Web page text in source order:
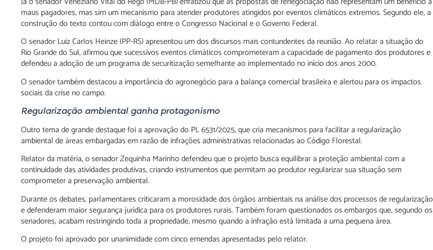
maus pagadores, mas sim um mecanismo para atender produtores atingidos por eventos climáticos extremos. Segundo ele, a
construção do texto contou com diálogo entre o Congresso Nacional e o Governo Federal.
O senador Luiz Carlos Heinze (PP-RS) apresentou um dos discursos mais contundentes da reunião. Ao relatar a situação do
Rio Grande do Sul, afirmou que sucessivos eventos climáticos comprometeram a capacidade de pagamento dos produtores e
defendeu a adoção de um programa de securitização semelhante ao implementado no início dos anos 2000.
O senador também destacou a importância do agronegócio para a balança comercial brasileira e alertou para os impactos
sociais da crise no campo.
Regularização ambiental ganha protagonismo
Outro tema de grande destaque foi a aprovação do PL 6531/2025, que cria mecanismos para facilitar a regularização
ambiental de áreas embargadas em razão de infrações administrativas relacionadas ao Código Florestal.
Relator da matéria, o senador Zequinha Marinho defendeu que o projeto busca equilibrar a proteção ambiental com a
continuidade das atividades produtivas, criando instrumentos que permitam ao produtor regularizar sua situação sem
comprometer a preservação ambiental.
Durante os debates, parlamentares criticaram a morosidade dos órgãos ambientais na análise dos processos de regularização
e defenderam maior segurança jurídica para os produtores rurais. Também foram questionados os embargos que, segundo os
senadores, acabam restringindo toda a propriedade, mesmo quando a infração está limitada a uma pequena área.
O projeto foi aprovado por unanimidade com cinco emendas apresentadas pelo relator.